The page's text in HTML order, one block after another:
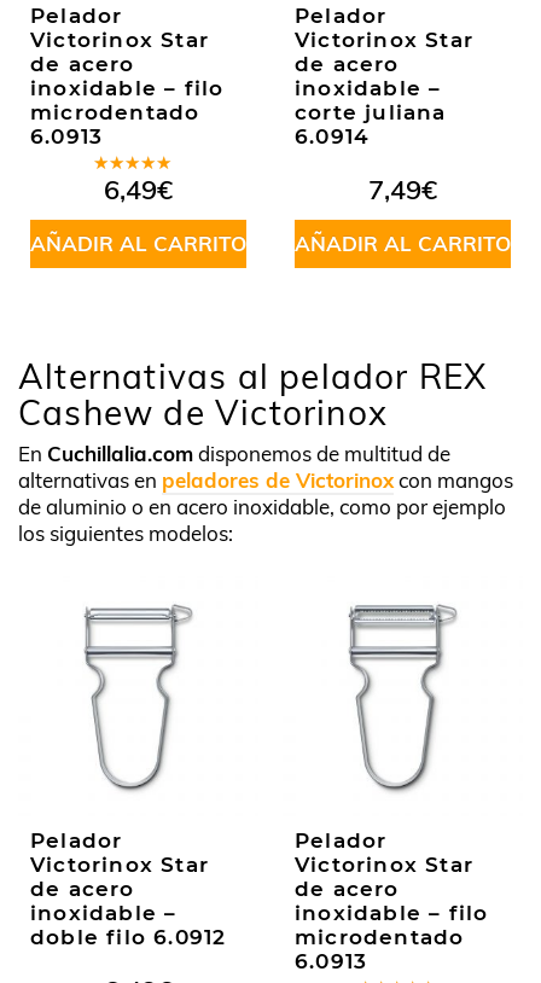
Pelador
Victorinox Star
de acero
inoxidable – filo
microdentado
6.0913
Valorado
en5.00de
5
6,49€
AÑADIR AL CARRITO
Pelador
Victorinox Star
de acero
inoxidable –
corte juliana
6.0914
7,49€
AÑADIR AL CARRITO
Alternativas al pelador REX
Cashew de Victorinox
En Cuchillalia.comdisponemos de multitud de
alternativas en peladores de Victorinoxcon mangos
de aluminio o en acero inoxidable, como por ejemplo
los siguientes modelos:
Pelador
Victorinox Star
de acero
inoxidable –
doble filo 6.0912
Pelador
Victorinox Star
de acero
inoxidable – filo
microdentado
6.0913